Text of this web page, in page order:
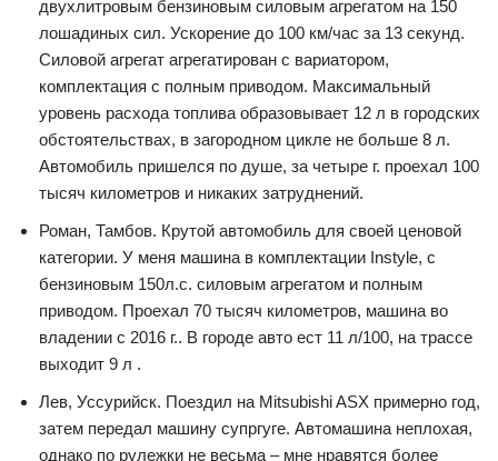
двухлитровым бензиновым силовым агрегатом на 150
лошадиных сил. Ускорение до 100 км/час за 13 секунд.
Силовой агрегат агрегатирован с вариатором,
комплектация с полным приводом. Максимальный
уровень расхода топлива образовывает 12 л в городских
обстоятельствах, в загородном цикле не больше 8 л.
Автомобиль пришелся по душе, за четыре г. проехал 100
тысяч километров и никаких затруднений.
Роман, Тамбов. Крутой автомобиль для своей ценовой
категории. У меня машина в комплектации Instyle, с
бензиновым 150л.с. силовым агрегатом и полным
приводом. Проехал 70 тысяч километров, машина во
владении с 2016 г.. В городе авто ест 11 л/100, на трассе
выходит 9 л .
Лев, Уссурийск. Поездил на Mitsubishi ASX примерно год,
затем передал машину супргуге. Автомашина неплохая,
однако по рулежки не весьма – мне нравятся более